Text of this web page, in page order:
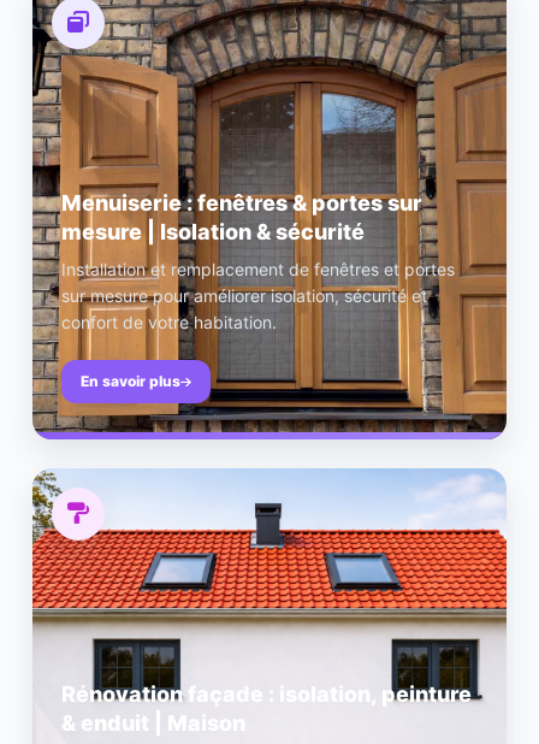
Menuiserie : fenêtres & portes sur
mesure | Isolation & sécurité
Installation et remplacement de fenêtres et portes
sur mesure pour améliorer isolation, sécurité et
confort de votre habitation.
En savoir plus
Rénovation façade : isolation, peinture
& enduit | Maison